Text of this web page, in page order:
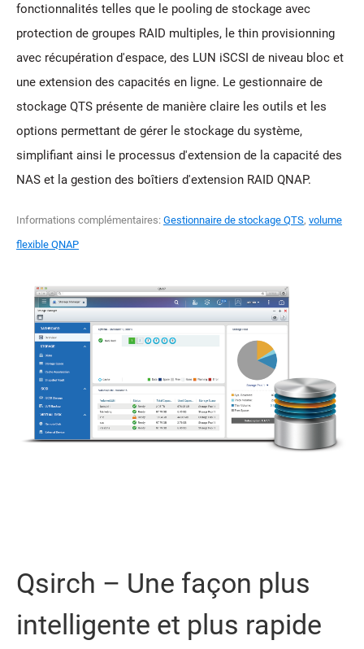
fonctionnalités telles que le pooling de stockage avec
protection de groupes RAID multiples, le thin provisionning
avec récupération d'espace, des LUN iSCSI de niveau bloc et
une extension des capacités en ligne. Le gestionnaire de
stockage QTS présente de manière claire les outils et les
options permettant de gérer le stockage du système,
simplifiant ainsi le processus d'extension de la capacité des
NAS et la gestion des boîtiers d'extension RAID QNAP.
Informations complémentaires: Gestionnaire de stockage QTS, volume
flexible QNAP
Qsirch – Une façon plus
intelligente et plus rapide